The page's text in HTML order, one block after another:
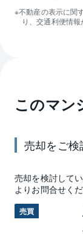
不動産の表示に関
り、交通利便情報
このマン
売却をご
売却を検討して
よりお問合せくだ
売買